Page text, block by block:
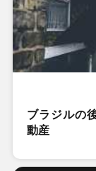
ブラジルの
動産